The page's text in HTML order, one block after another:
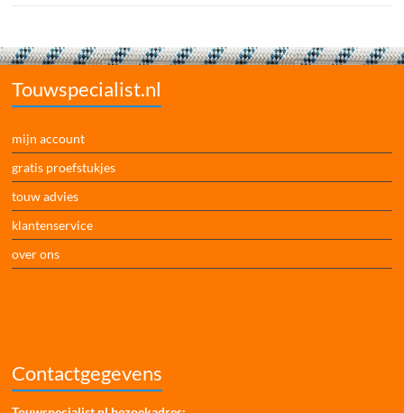
Touwspecialist.nl
mijn account
gratis proefstukjes
touw advies
klantenservice
over ons
Contactgegevens